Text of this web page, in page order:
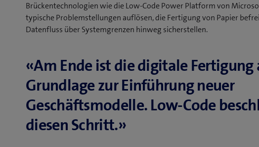
Brückentechnologien wie die Low-Code Power Platform von
typische Problemstellungen auflösen, die Fertigung von Papier
Datenfluss über Systemgrenzen hinweg sicherstellen.
«Am Ende ist die digitale Fertigung
Grundlage zur Einführung neuer
Geschäftsmodelle. Low-Code
diesen Schritt.»